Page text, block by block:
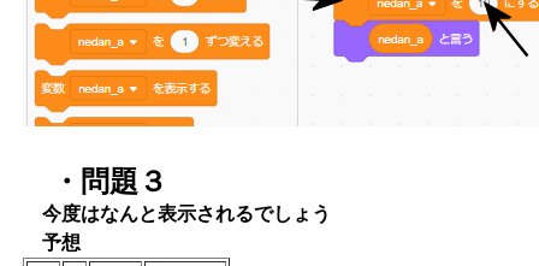
・問題３
今度はなんと表示されるでしょう
予想